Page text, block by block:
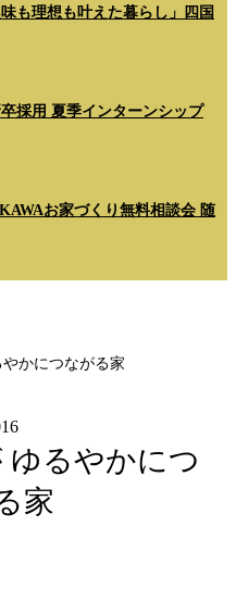
も理想も叶えた暮らし」四国
卒採用 夏季インターンシップ
お家づくり無料相談会 随
かにつながる家
ゆるやかにつ
家